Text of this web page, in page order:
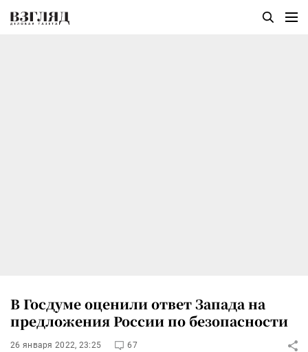
В Госдуме оценили ответ Запада на
предложения России по безопасности
26 января 2022, 23:25 67